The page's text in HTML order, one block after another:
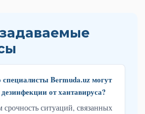
специалисты Bermuda.uz могут
от хантавируса?
ситуаций, связанных